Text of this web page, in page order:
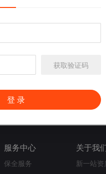
点赞(30)
学生意外伤害可享受医保保障
服务中心
保全服务
关于我
新一站资
获取验证码
登 录